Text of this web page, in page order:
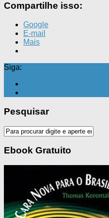
Compartilhe isso:
Google
E-mail
Mais
Siga:
Pesquisar
Ebook Gratuito